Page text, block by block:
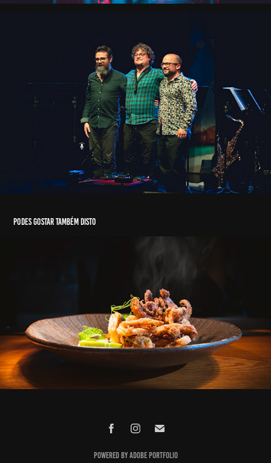
Podes gostar também disto
O Quinto Império - Food Photography
2023
Powered byAdobe Portfolio